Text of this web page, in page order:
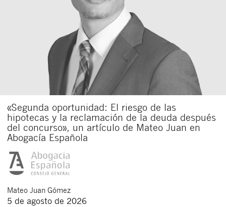
«Segunda oportunidad: El riesgo de las
hipotecas y la reclamación de la deuda después
del concurso», un artículo de Mateo Juan en
Abogacía Española
Mateo Juan Gómez
5 de agosto de 2026